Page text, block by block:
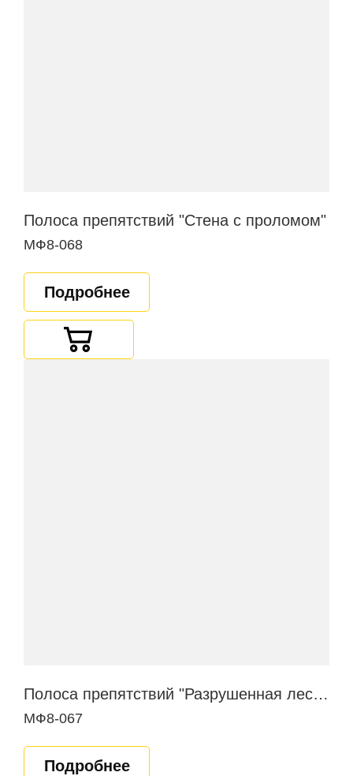
Полоса препятствий "Стена с проломом"
МФ8-068
Подробнее
Полоса препятствий "Разрушенная лестница"
МФ8-067
Подробнее